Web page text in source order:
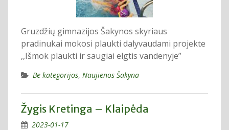
Gruzdžių gimnazijos Šakynos skyriaus
pradinukai mokosi plaukti dalyvaudami projekte
,,Išmok plaukti ir saugiai elgtis vandenyje”
Be kategorijos, Naujienos Šakyna
Žygis Kretinga – Klaipėda
2023-01-17